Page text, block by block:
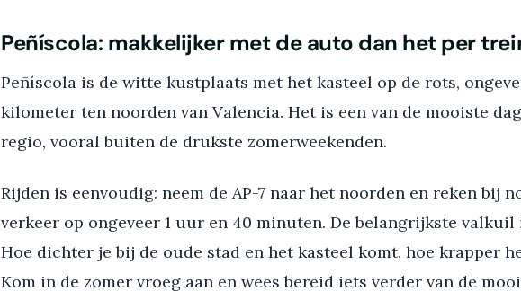
Peñíscola: makkelijker met de auto dan het per
Peñíscola is de witte kustplaats met het kasteel op de rots,
kilometer ten noorden van Valencia. Het is een van de mooiste
regio, vooral buiten de drukste zomerweekenden.
Rijden is eenvoudig: neem de AP-7 naar het noorden en reken bij
verkeer op ongeveer 1 uur en 40 minuten. De belangrijkste valkuil
Hoe dichter je bij de oude stad en het kasteel komt, hoe krapper
Kom in de zomer vroeg aan en wees bereid iets verder van de